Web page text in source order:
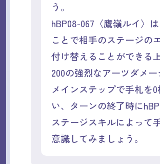
う。
hBP08-067〈鷹嶺ルイ〉
ことで相手のステージの
付け替えることができる
200の強烈なアーツダメ
メインステップで手札を
い、ターンの終了時に
ステージスキルによって
意識してみましょう。